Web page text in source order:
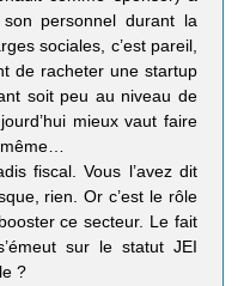
personnel durant la
sociales, c’est pareil,
de racheter une startup
soit peu au niveau de
mieux vaut faire
même…
fiscal. Vous l’avez dit
rien. Or c’est le rôle
ce secteur. Le fait
sur le statut JEI
?